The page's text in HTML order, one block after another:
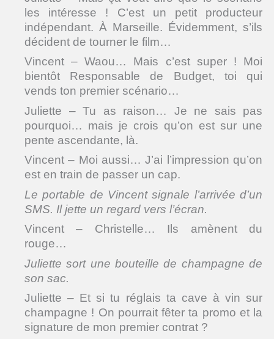
les intéresse ! C’est un petit producteur
indépendant. À Marseille. Évidemment, s’ils
décident de tourner le film…
Vincent – Waou… Mais c’est super ! Moi
bientôt Responsable de Budget, toi qui
vends ton premier scénario…
Juliette – Tu as raison… Je ne sais pas
pourquoi… mais je crois qu’on est sur une
pente ascendante, là.
Vincent – Moi aussi… J’ai l’impression qu’on
est en train de passer un cap.
Le portable de Vincent signale l’arrivée d’un
SMS. Il jette un regard vers l’écran.
Vincent – Christelle… Ils amènent du
rouge…
Juliette sort une bouteille de champagne de
son sac.
Juliette – Et si tu réglais ta cave à vin sur
champagne ! On pourrait fêter ta promo et la
signature de mon premier contrat ?